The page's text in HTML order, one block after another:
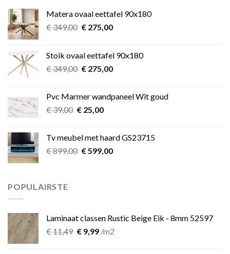
Matera ovaal eettafel 90x180
€349,00 Oorspronkelijke
€ 349,00.
€275,00Huidige
€ 275,00.
Stoik ovaal eettafel 90x180
€349,00 Oorspronkelijke
€ 349,00.
€275,00Huidige
€ 275,00.
Pvc Marmer wandpaneel Wit goud
€39,00 Oorspronkelijke
€ 39,00.
€25,00Huidige
€ 25,00.
Tv meubel met haard GS23715
€899,00 Oorspronkelijke
€599,00Huidige
POPULAIRSTE
Laminaat classen Rustic Beige Eik - 8mm 52597
€11,49 Oorspronkelijke
€9,99Huidige
/m2